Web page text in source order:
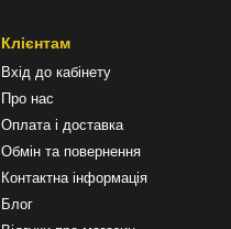
Клієнтам
Вхід до кабінету
Про нас
Оплата і доставка
Обмін та повернення
Контактна інформація
Блог